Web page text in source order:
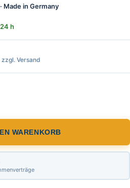
Made in Germany
h
Versand
Länge 30,00 m,
WARENKORB